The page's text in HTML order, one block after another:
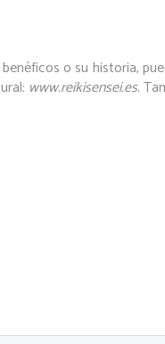
o su historia,
www.reikisensei.es.